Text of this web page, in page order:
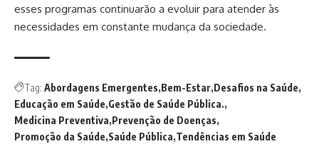
esses programas continuarão a evoluir para atender às
necessidades em constante mudança da sociedade.
Tag: Abordagens Emergentes Bem-Estar Desafios na Saúde
Educação em Saúde Gestão de Saúde Pública.
Medicina Preventiva Prevenção de Doenças
Promoção da Saúde Saúde Pública Tendências em Saúde